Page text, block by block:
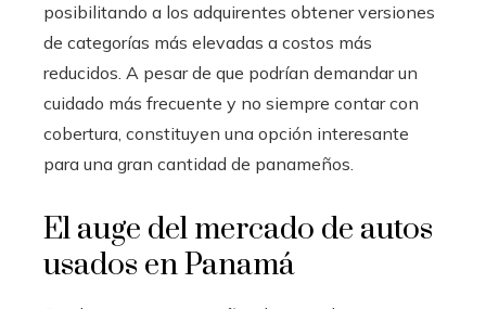
posibilitando a los adquirentes obtener versiones
de categorías más elevadas a costos más
reducidos. A pesar de que podrían demandar un
cuidado más frecuente y no siempre contar con
cobertura, constituyen una opción interesante
para una gran cantidad de panameños.
El auge del mercado de autos
usados en Panamá